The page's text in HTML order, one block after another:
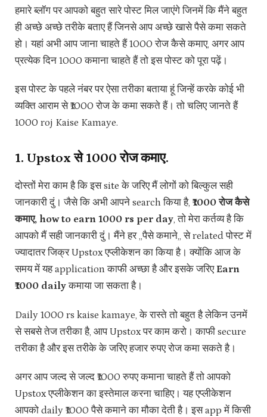
हमारे ब्लॉग पर आपको बहुत सारे पोस्ट मिल जाएंगे जिनमें कि मैंने बहुत
ही अच्छे अच्छे तरीके बताए हैं जिनसे आप अच्छे खासे पैसे कमा सकते
हो। यहां अभी आप जाना चाहते हैं 1000 रोज कैसे कमाए, अगर आप
प्रत्येक दिन 1000 कमाना चाहते हैं तो इस पोस्ट को पूरा पढ़ें।
इस पोस्ट के पहले नंबर पर ऐसा तरीका बताया हूं जिन्हें करके कोई भी
व्यक्ति आराम से ₹1000 रोज के कमा सकते हैं। तो चलिए जानते हैं
1000 roj Kaise Kamaye.
1. Upstox से ₹1000 रोज कमाए.
दोस्तों मेरा काम है कि इस site के जरिए मैं लोगों को बिल्कुल सही
जानकारी दुं। जैसे कि अभी आपने search किया है, ₹1000 रोज कैसे
कमाए, how to earn 1000 rs per day, तो मेरा कर्तव्य है कि
आपको मैं सही जानकारी दुं। मैंने हर ,,पैसे कमाने,, से related पोस्ट में
ज्यादातर जिक्र Upstox एप्लीकेशन का किया है। क्योंकि आज के
समय में यह application काफी अच्छा है और इसके जरिए Earn
₹1000 dailyकमाया जा सकता है।
Daily 1000 rs kaise kamaye, के रास्ते तो बहुत है लेकिन उनमें
से सबसे तेज तरीका है, आप Upstox पर काम करो।‌ काफी secure
तरीका है और इस तरीके के जरिए हजार रुपए रोज कमा सकते है।
अगर आप जल्द से जल्द ₹1000 रुपए कमाना चाहते हैं तो आपको
Upstox एप्लीकेशन का इस्तेमाल करना चाहिए। यह एप्लीकेशन
आपको daily ₹1000 पैसे कमाने का मौका देती है। इस app में किसी